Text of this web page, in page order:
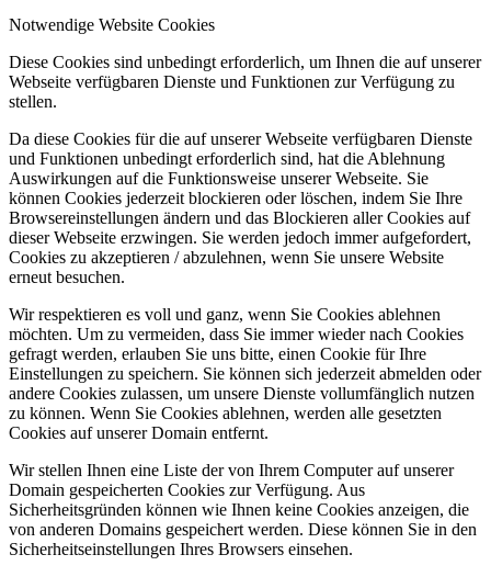
Notwendige Website Cookies
Diese Cookies sind unbedingt erforderlich, um Ihnen die auf unserer
Webseite verfügbaren Dienste und Funktionen zur Verfügung zu
stellen.
Da diese Cookies für die auf unserer Webseite verfügbaren Dienste
und Funktionen unbedingt erforderlich sind, hat die Ablehnung
Auswirkungen auf die Funktionsweise unserer Webseite. Sie
können Cookies jederzeit blockieren oder löschen, indem Sie Ihre
Browsereinstellungen ändern und das Blockieren aller Cookies auf
dieser Webseite erzwingen. Sie werden jedoch immer aufgefordert,
Cookies zu akzeptieren / abzulehnen, wenn Sie unsere Website
erneut besuchen.
Wir respektieren es voll und ganz, wenn Sie Cookies ablehnen
möchten. Um zu vermeiden, dass Sie immer wieder nach Cookies
gefragt werden, erlauben Sie uns bitte, einen Cookie für Ihre
Einstellungen zu speichern. Sie können sich jederzeit abmelden oder
andere Cookies zulassen, um unsere Dienste vollumfänglich nutzen
zu können. Wenn Sie Cookies ablehnen, werden alle gesetzten
Cookies auf unserer Domain entfernt.
Wir stellen Ihnen eine Liste der von Ihrem Computer auf unserer
Domain gespeicherten Cookies zur Verfügung. Aus
Sicherheitsgründen können wie Ihnen keine Cookies anzeigen, die
von anderen Domains gespeichert werden. Diese können Sie in den
Sicherheitseinstellungen Ihres Browsers einsehen.